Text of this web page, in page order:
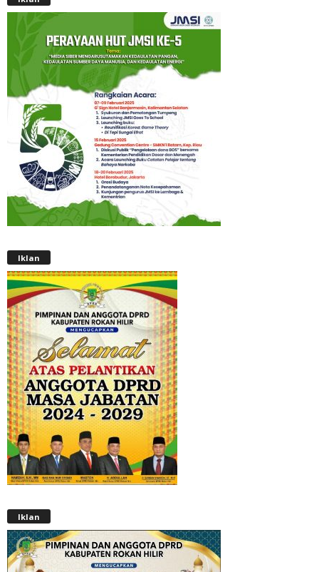
Iklan
Iklan